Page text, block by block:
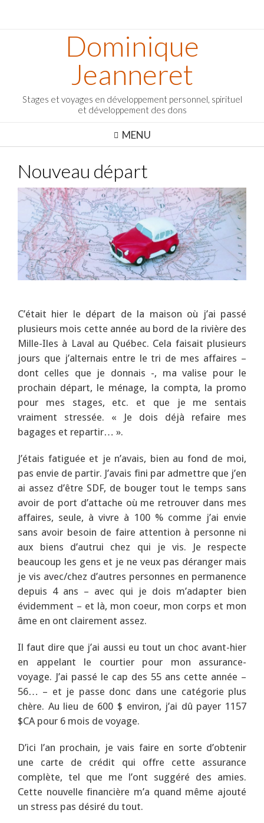
Dominique
Jeanneret
Stages et voyages en développement personnel, spirituel
et développement des dons
MENU
Nouveau départ
C’était hier le départ de la maison où j’ai passé
plusieurs mois cette année au bord de la rivière des
Mille-Iles à Laval au Québec. Cela faisait plusieurs
jours que j’alternais entre le tri de mes affaires –
dont celles que je donnais -, ma valise pour le
prochain départ, le ménage, la compta, la promo
pour mes stages, etc. et que je me sentais
vraiment stressée. « Je dois déjà refaire mes
bagages et repartir… ».
J’étais fatiguée et je n’avais, bien au fond de moi,
pas envie de partir. J’avais fini par admettre que j’en
ai assez d’être SDF, de bouger tout le temps sans
avoir de port d’attache où me retrouver dans mes
affaires, seule, à vivre à 100 % comme j’ai envie
sans avoir besoin de faire attention à personne ni
aux biens d’autrui chez qui je vis. Je respecte
beaucoup les gens et je ne veux pas déranger mais
je vis avec/chez d’autres personnes en permanence
depuis 4 ans – avec qui je dois m’adapter bien
évidemment – et là, mon coeur, mon corps et mon
âme en ont clairement assez.
Il faut dire que j’ai aussi eu tout un choc avant-hier
en appelant le courtier pour mon assurance-
voyage. J’ai passé le cap des 55 ans cette année –
56… – et je passe donc dans une catégorie plus
chère. Au lieu de 600 $ environ, j’ai dû payer 1157
$CA pour 6 mois de voyage.
D’ici l’an prochain, je vais faire en sorte d’obtenir
une carte de crédit qui offre cette assurance
complète, tel que me l’ont suggéré des amies.
Cette nouvelle financière m’a quand même ajouté
un stress pas désiré du tout.